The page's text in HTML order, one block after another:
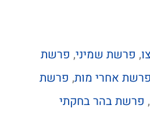
, פרשת שמיני, פרשת
פרשת אחרי מות, פרשת
, פרשת בהר בחקתי